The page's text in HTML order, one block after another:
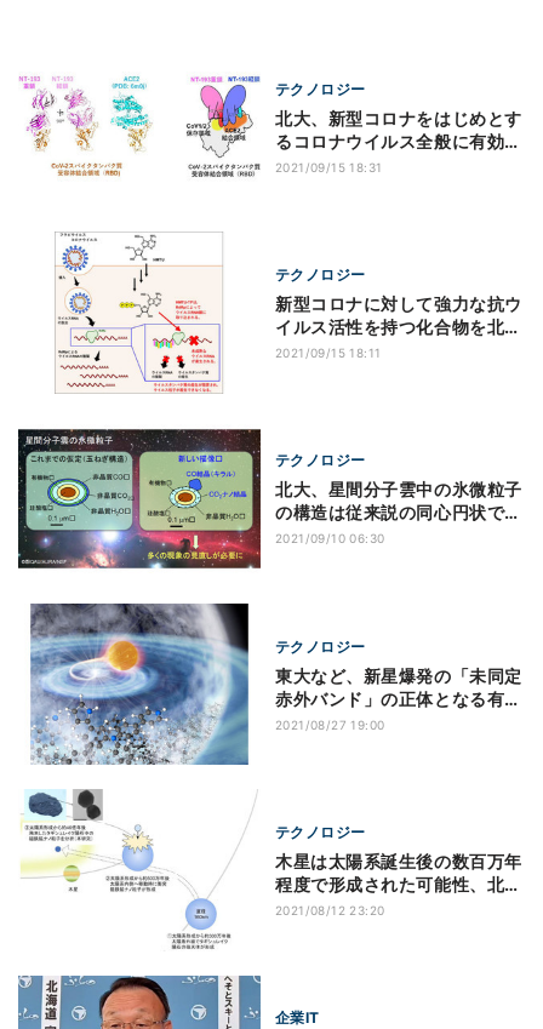
テクノロジー
北大、新型コロナをはじめとす
るコロナウイルス全般に有効な
新抗体を発見
2021/09/15 18:31
テクノロジー
新型コロナに対して強力な抗ウ
イルス活性を持つ化合物を北大
が発見
2021/09/15 18:11
テクノロジー
北大、星間分子雲中の氷微粒子
の構造は従来説の同心円状では
ないことを確認
2021/09/10 06:30
テクノロジー
東大など、新星爆発の「未同定
赤外バンド」の正体となる有機
物の合成に成功
2021/08/27 19:00
テクノロジー
木星は太陽系誕生後の数百万年
程度で形成された可能性、北大
などが解析
2021/08/12 23:20
企業IT